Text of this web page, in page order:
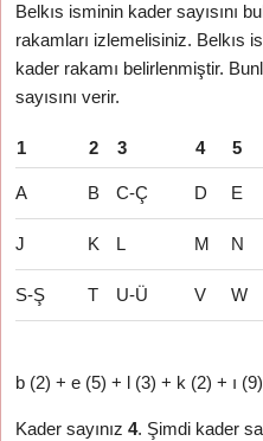
Belkıs isminin kader sayısını
rakamları izlemelisiniz. Belkıs
kader rakamı belirlenmiştir.
sayısını verir.
1 2 3 4 5
A B C-Ç D E
J K L M N
S-Ş T U-Ü V W
b (2) + e (5) + l (3) + k (2) + ı
Kader sayınız4. Şimdi kader